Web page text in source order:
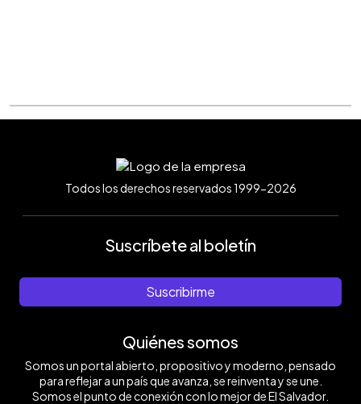
Todos los derechos reservados 1999-2026
Suscríbete al boletín
Suscribirme
Quiénes somos
Somos un portal abierto, propositivo y moderno, pensado
para reflejar a un país que avanza, se reinventa y se une.
Somos el punto de conexión con lo mejor de El Salvador.